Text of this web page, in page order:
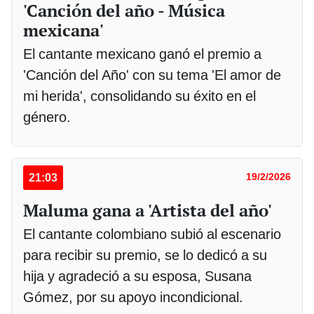
'Canción del año - Música
mexicana'
El cantante mexicano ganó el premio a
'Canción del Año' con su tema 'El amor de
mi herida', consolidando su éxito en el
género.
21:03 19/2/2026
Maluma gana a 'Artista del año'
El cantante colombiano subió al escenario
para recibir su premio, se lo dedicó a su
hija y agradeció a su esposa, Susana
Gómez, por su apoyo incondicional.